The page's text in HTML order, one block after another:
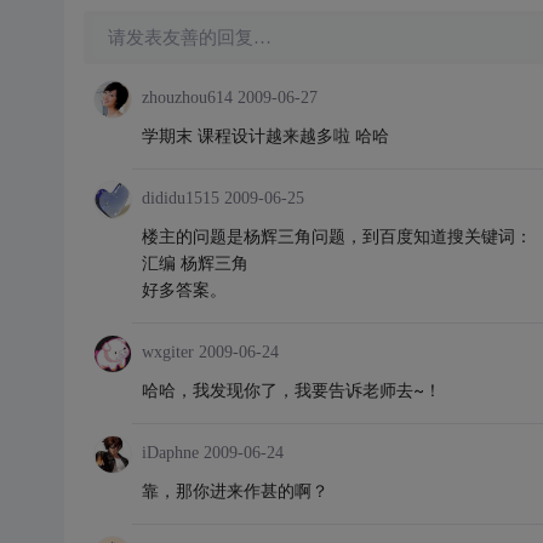
请发表友善的回复…
zhouzhou614 2009-06-27
学期末 课程设计越来越多啦 哈哈
dididu1515 2009-06-25
楼主的问题是杨辉三角问题，到百度知道搜关键词：
汇编 杨辉三角
好多答案。
wxgiter 2009-06-24
哈哈，我发现你了，我要告诉老师去~！
iDaphne 2009-06-24
靠，那你进来作甚的啊？